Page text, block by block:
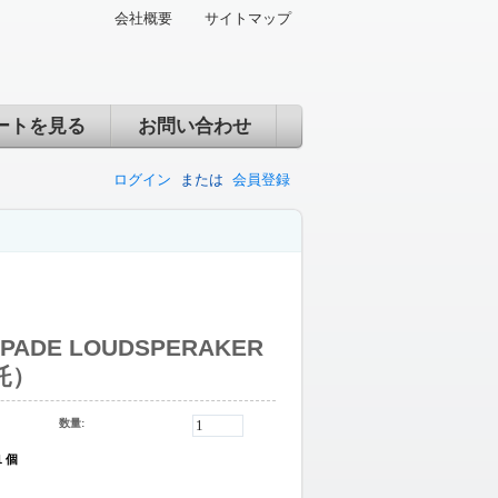
会社概要 サイトマップ
トを見る お問い合わせ
ログイン または 会員登録
LOUDSPERAKER
個
数量: